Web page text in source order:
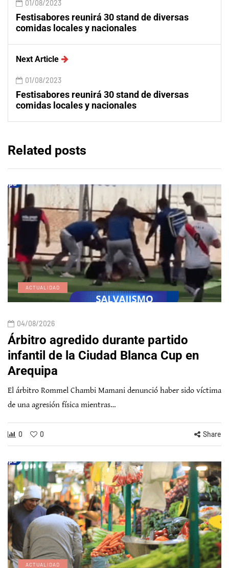
01/08/2023
Festisabores reunirá 30 stand de diversas
comidas locales y nacionales
Next Article
01/08/2023
Festisabores reunirá 30 stand de diversas
comidas locales y nacionales
Related posts
ACTUALIDAD
04/08/2026
Árbitro agredido durante partido
infantil de la Ciudad Blanca Cup en
Arequipa
El árbitro Rommel Chambi Mamani denunció haber sido víctima
de una agresión física mientras…
0 0 Share
ACTUALIDAD